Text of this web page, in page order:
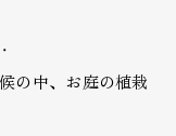
の中、お庭の植栽